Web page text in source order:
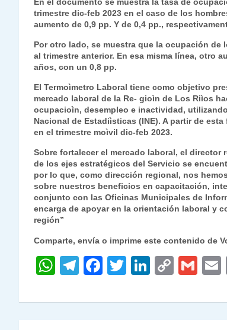
p
p
m o
o
k
n n
k
En el documento se muestra la tasa de
trimestre dic-feb 2023 en el caso de los
aumento de 0,9 pp. Y de 0,4 pp.,
Por otro lado, se muestra que la ocupación de
al trimestre anterior. En esa misma línea, otro
años, con un 0,8 pp.
El Termoìmetro Laboral tiene como objetivo
mercado laboral de la Re- gioìn de Los Riìos
ocupacioìn, desempleo e inactividad,
Nacional de Estadiìsticas (INE). A partir de
en el trimestre moìvil dic-feb 2023.
Sobre fortalecer el mercado laboral, el director
de los ejes estratégicos del Servicio se
por lo que, como dirección regional, nos
sobre nuestros beneficios en capacitación,
conjunto con las Oficinas Municipales de
encarga de apoyar en la orientación laboral y
región”
Comparte, envía o imprime este contenido de
W
at
T
e
F
c
T
itt
Li
k
C
p
G
ai